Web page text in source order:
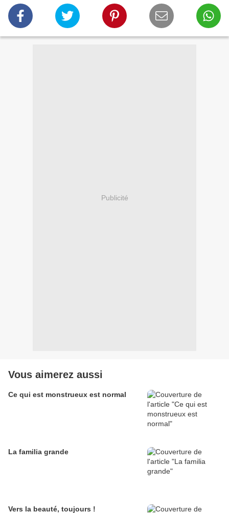
Publicité
Vous aimerez aussi
Ce qui est monstrueux est normal
La familia grande
Vers la beauté, toujours !